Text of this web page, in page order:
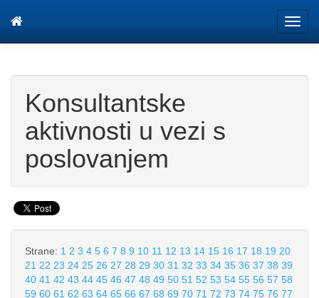
Konsultantske
aktivnosti u vezi s
poslovanjem
Strane: 1 2 3 4 5 6 7 8 9 10 11 12 13 14 15 16 17 18 19 20
21 22 23 24 25 26 27 28 29 30 31 32 33 34 35 36 37 38 39
40 41 42 43 44 45 46 47 48 49 50 51 52 53 54 55 56 57 58
59 60 61 62 63 64 65 66 67 68 69 70 71 72 73 74 75 76 77